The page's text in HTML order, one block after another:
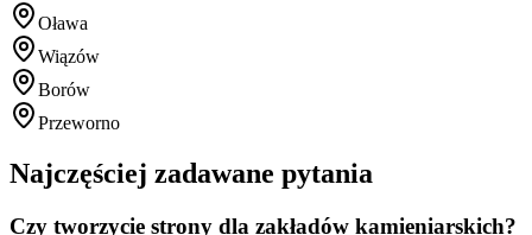
Oława
Wiązów
Borów
Przeworno
Najczęściej zadawane pytania
Czy tworzycie strony dla zakładów kamieniarskich?